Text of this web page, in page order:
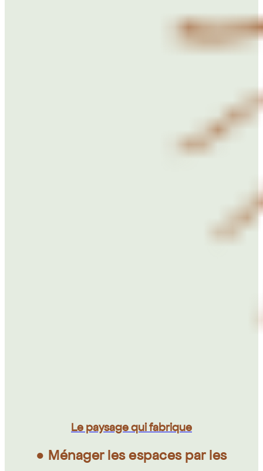
Le paysage qui fabrique
● Ménager les espaces par les